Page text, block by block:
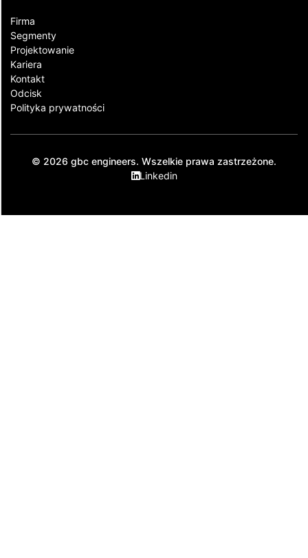
Firma
Segmenty
Projektowanie
Kariera
Kontakt​
Odcisk
Polityka prywatności
© 2026 gbc engineers. Wszelkie prawa zastrzeżone.
Linkedin